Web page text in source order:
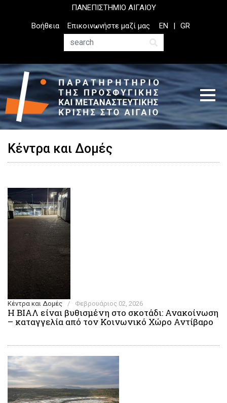
ΠΑΝΕΠΙΣΤΗΜΙΟ ΑΙΓΑΙΟΥ
Top
Header
Βοήθεια
Επικοινωνήστε μαζί μας
Αναζήτηση
EN GR
Κέντρα και Δομές
Κέντρα και Δομές / Φεβρουάριος 02, 2026
Η ΒΙΑΛ είναι βυθισμένη στο σκοτάδι: Ανακοίνωση
– καταγγελία από τον Κοινωνικό Χώρο Αντίβαρο